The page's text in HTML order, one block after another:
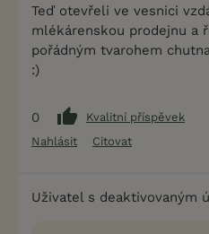
Teď otevřeli ve vesnici
mlékárenskou prodejnu a
pořádným tvarohem
:)
0
Kvalitní příspěvek
Nahlásit
Citovat
Uživatel s deaktivovaným